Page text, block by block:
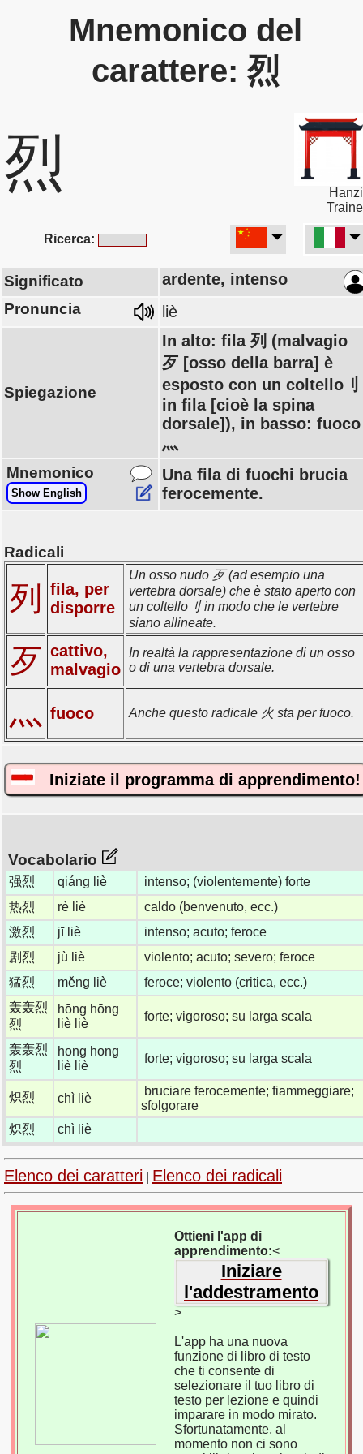
Mnemonico del
carattere: 烈
烈
Ricerca:
Significato ardente, intenso
Pronuncia liè
Spiegazione
In alto: fila 列 (malvagio
歹 [osso della barra] è
esposto con un coltello刂
in fila [cioè la spina
dorsale]), in basso: fuoco
灬
Mnemonico
Show English
Una fila di fuochi brucia
ferocemente.
Radicali
列
fila, per
disporre
Un osso nudo 歹 (ad esempio una
vertebra dorsale) che è stato aperto con
un coltello刂 in modo che le vertebre
siano allineate.
歹 cattivo,
malvagio
In realtà la rappresentazione di un osso
o di una vertebra dorsale.
灬 fuoco Anche questo radicale 火 sta per fuoco.
Iniziate il programma di apprendimento!
Vocabolario
强烈 qiáng liè
intenso; (violentemente) forte
热烈
rè liè
caldo (benvenuto, ecc.)
激烈
jī liè
intenso; acuto; feroce
剧烈
jù liè
violento; acuto; severo; feroce
猛烈
měng liè
feroce; violento (critica, ecc.)
轰轰烈
烈
hōng hōng
liè liè
forte; vigoroso; su larga scala
轰轰烈
烈
hōng hōng
liè liè
forte; vigoroso; su larga scala
炽烈 chì liè
bruciare ferocemente; fiammeggiare;
sfolgorare
炽烈
chì liè
Elenco dei caratteri Elenco dei radicali
Ottieni l'app di
apprendimento:<
Iniziare
l'addestramento
>
L'app ha una nuova
funzione di libro di testo
che ti consente di
selezionare il tuo libro di
testo per lezione e quindi
imparare in modo mirato.
Sfortunatamente, al
momento non ci sono